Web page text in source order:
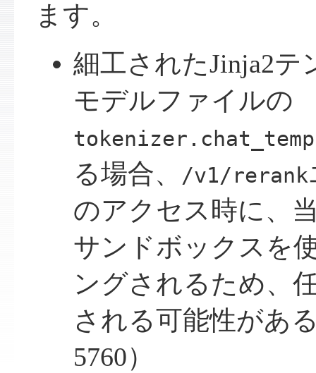
ます。
細工されたJinja2テ
モデルファイルの
る場合、 /v1/rerank
のアクセス時に、
サンドボックスを
ングされるため、
される可能性があ
5760）